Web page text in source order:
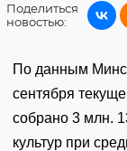
Поделиться
новостью:
По данным
сентября
собрано 3 млн.
культур при